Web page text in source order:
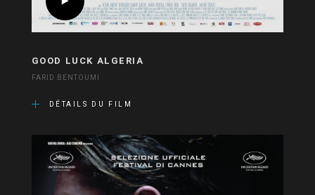
GOOD LUCK ALGERIA
FARID BENTOUMI
DÉTAILS DU FILM